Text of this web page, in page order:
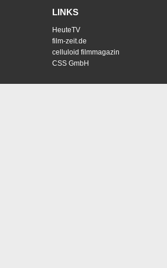
LINKS
HeuteTV
film-zeit.de
celluloid filmmagazin
CSS GmbH